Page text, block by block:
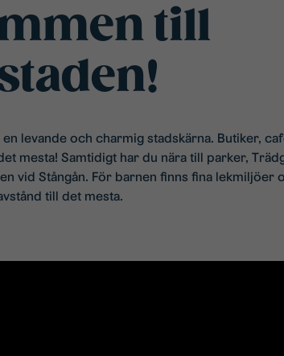
till
levande och charmig stadskärna. Butiker,
mesta! Samtidigt har du nära till parker,
vid Stångån. För barnen finns fina lekmiljöer
till det mesta.